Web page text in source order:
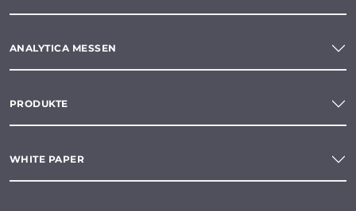
ANALYTICA MESSEN
PRODUKTE
WHITE PAPER